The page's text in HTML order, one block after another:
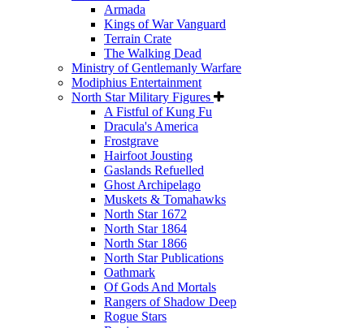
Armada
Kings of War Vanguard
Terrain Crate
The Walking Dead
Ministry of Gentlemanly Warfare
Modiphius Entertainment
North Star Military Figures
A Fistful of Kung Fu
Dracula's America
Frostgrave
Hairfoot Jousting
Gaslands Refuelled
Ghost Archipelago
Muskets & Tomahawks
North Star 1672
North Star 1864
North Star 1866
North Star Publications
Oathmark
Of Gods And Mortals
Rangers of Shadow Deep
Rogue Stars